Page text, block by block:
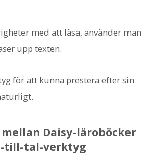
med att läsa, använder man
upp texten.
för att kunna prestera efter sin
Daisy-läroböcker
till-tal-verktyg